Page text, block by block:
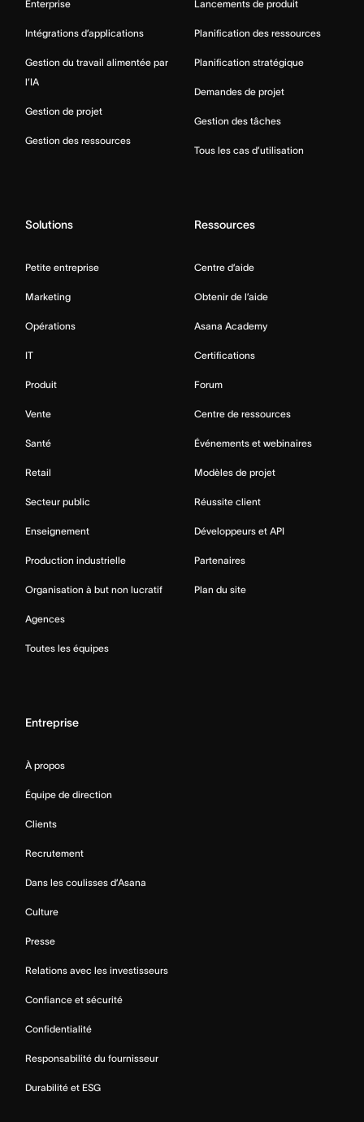
Enterprise
Intégrations d’applications
Gestion du travail alimentée par
l’IA
Gestion de projet
Gestion des ressources
Lancements de produit
Planification des ressources
Planification stratégique
Demandes de projet
Gestion des tâches
Tous les cas d’utilisation
Solutions
Petite entreprise
Marketing
Opérations
IT
Produit
Vente
Santé
Retail
Secteur public
Enseignement
Production industrielle
Organisation à but non lucratif
Agences
Toutes les équipes
Ressources
Centre d’aide
Obtenir de l’aide
Asana Academy
Certifications
Forum
Centre de ressources
Événements et webinaires
Modèles de projet
Réussite client
Développeurs et API
Partenaires
Plan du site
Entreprise
À propos
Équipe de direction
Clients
Recrutement
Dans les coulisses d’Asana
Culture
Presse
Relations avec les investisseurs
Confiance et sécurité
Confidentialité
Responsabilité du fournisseur
Durabilité et ESG